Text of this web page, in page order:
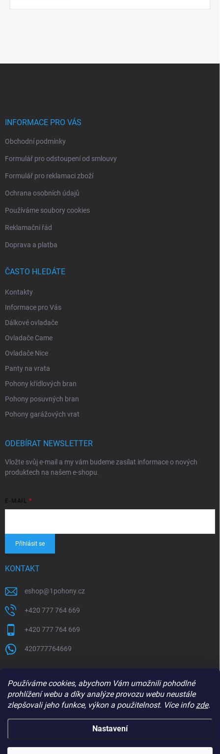
Používáme cookies, abychom Vám umožnili pohodlné
prohlížení webu a díky analýze provozu webu neustále
zlepšovali jeho funkce, výkon a použitelnost. Více infozde.
Nastavení
INFORMACE PRO VÁS
Obchodní podmínky
Formulář pro odstoupení od smlouvy
Formulář pro reklamaci zboží
Ochrana osobních údajů
Používáme soubory cookies
Reklamační řád
Doprava a platba
ČASTO HLEDÁTE
Kontakty
Informace pro Vás
Dálkové ovladače
Ovladače Came
Ovladače Nice
Panty na vrata
Pohony křídlových bran
Pohony posuvných bran
Pohony garážových vrat
ODEBÍRAT NEWSLETTER
Vložte svůj e-mail a my vám budeme zasílat informace o nových
produktech na našem e-shopu.
E-MAIL
Přihlásit se
KONTAKT
eshop@1pohony.cz
+420 777 764 669
+420 777 764 669
420777764669
Copyright 20261Pohony.cz. Všechna práva vyhrazena.Upravit nastavení